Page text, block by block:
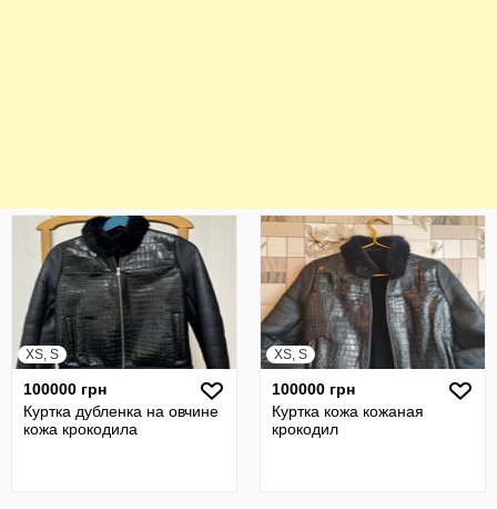
XS, S
100000 грн
Куртка дубленка на овчине
кожа крокодила
XS, S
100000 грн
Куртка кожа кожаная
крокодил